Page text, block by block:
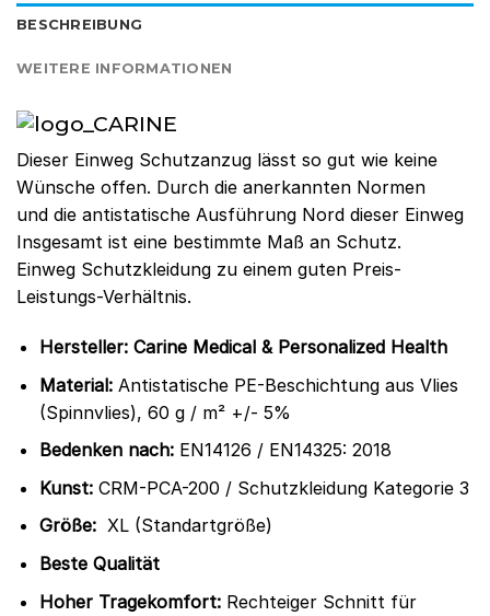
BESCHREIBUNG
WEITERE INFORMATIONEN
Dieser Einweg Schutzanzug lässt so gut wie keine
Wünsche offen. Durch die anerkannten Normen
und die antistatische Ausführung Nord dieser Einweg
Insgesamt ist eine bestimmte Maß an Schutz.
Einweg Schutzkleidung zu einem guten Preis-
Leistungs-Verhältnis.
Hersteller: Carine Medical & Personalized Health
Material:Antistatische PE-Beschichtung aus Vlies
(Spinnvlies), 60 g / m² +/- 5%
Bedenken nach:EN14126 / EN14325: 2018
Kunst:CRM-PCA-200 / Schutzkleidung Kategorie 3
Größe:XL (Standartgröße)
Beste Qualität
Hoher Tragekomfort:Rechteiger Schnitt für